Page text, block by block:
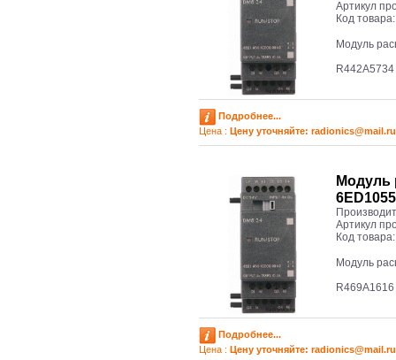
Артикул
Код
Модуль
R442A5734
Подробнее...
Цена : Цену уточняйте: radioniсs@mail.ru
Модуль
Артикул
Код
Модуль
R469A1616
Подробнее...
Цена : Цену уточняйте: radioniсs@mail.ru